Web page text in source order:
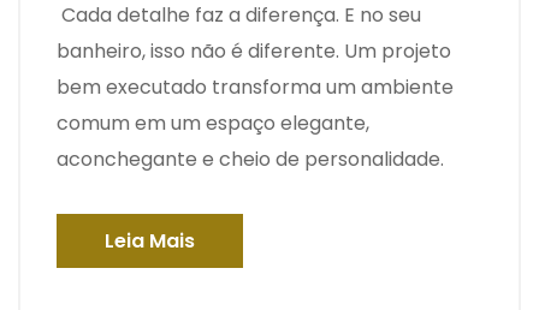
Cada detalhe faz a diferença. E no seu
banheiro, isso não é diferente. Um projeto
bem executado transforma um ambiente
comum em um espaço elegante,
aconchegante e cheio de personalidade.
Leia Mais